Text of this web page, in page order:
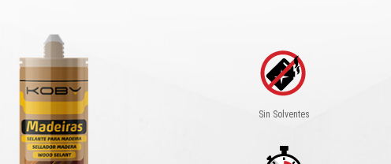
Sin Solventes